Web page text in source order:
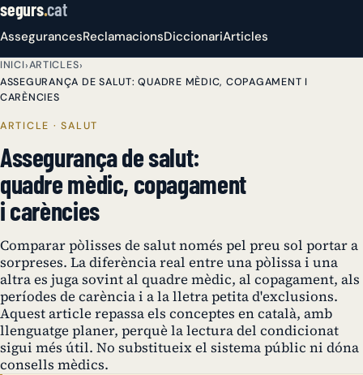
segurs.cat
AssegurancesReclamacionsDiccionariArticles
INICI›ARTICLES›
ASSEGURANÇA DE SALUT: QUADRE MÈDIC, COPAGAMENT I
CARÈNCIES
ARTICLE · SALUT
Assegurança de salut:
quadre mèdic, copagament
i carències
Comparar pòlisses de salut només pel preu sol portar a
sorpreses. La diferència real entre una pòlissa i una
altra es juga sovint al quadre mèdic, al copagament, als
períodes de carència i a la lletra petita d'exclusions.
Aquest article repassa els conceptes en català, amb
llenguatge planer, perquè la lectura del condicionat
sigui més útil. No substitueix el sistema públic ni dóna
consells mèdics.